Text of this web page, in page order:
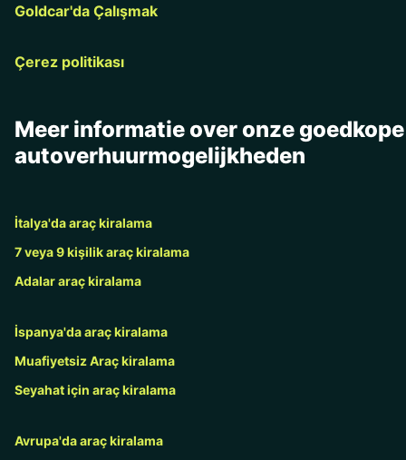
Goldcar'da Çalışmak
Çerez politikası
Meer informatie over onze goedkope
autoverhuurmogelijkheden
İtalya'da araç kiralama
7 veya 9 kişilik araç kiralama
Adalar araç kiralama
İspanya'da araç kiralama
Muafiyetsiz Araç kiralama
Seyahat için araç kiralama
Avrupa'da araç kiralama